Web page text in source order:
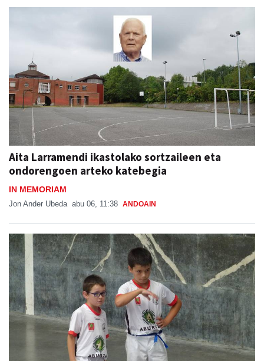
Aita Larramendi ikastolako sortzaileen eta
ondorengoen arteko katebegia
IN MEMORIAM
Jon Ander Ubeda abu 06, 11:38 ANDOAIN